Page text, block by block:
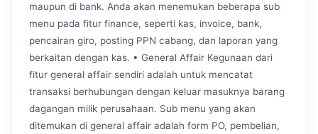
maupun di bank. Anda akan menemukan beberapa sub
menu pada fitur finance, seperti kas, invoice, bank,
pencairan giro, posting PPN cabang, dan laporan yang
berkaitan dengan kas. • General Affair Kegunaan dari
fitur general affair sendiri adalah untuk mencatat
transaksi berhubungan dengan keluar masuknya barang
dagangan milik perusahaan. Sub menu yang akan
ditemukan di general affair adalah form PO, pembelian,